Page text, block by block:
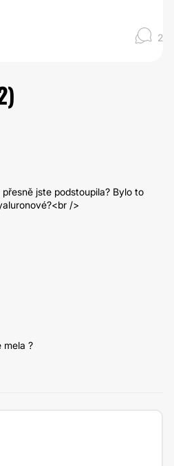
2
)
jste podstoupila? Bylo to
/>
mela ?